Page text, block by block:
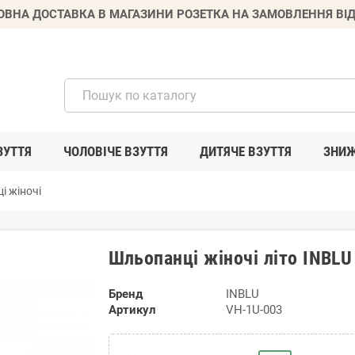
ДОСТАВКА В МАГАЗИНИ РОЗЕТКА НА ЗАМОВЛЕННЯ
ЧОЛОВІЧЕ ВЗУТТЯ ДИТЯЧЕ ВЗУТТЯ
жіночі
Шльопанці жіночі літо
Бренд
INBLU
Артикул
VH-1U-003